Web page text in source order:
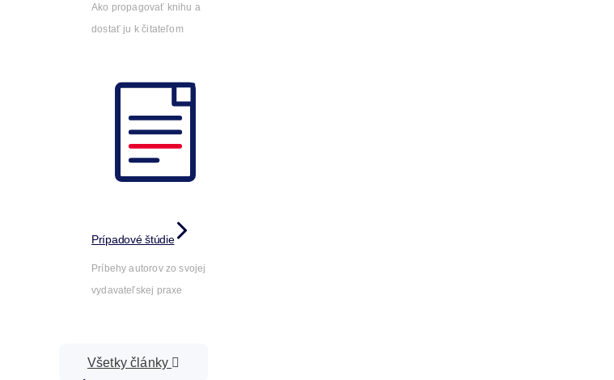
Ako propagovať knihu a
dostať ju k čitateľom
Prípadové štúdie
Príbehy autorov zo svojej
vydavateľskej praxe
Všetky články